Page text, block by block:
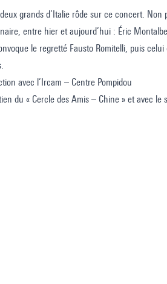
deux grands d’Italie rôde sur ce concert.
entre hier et aujourd’hui : Éric
le regretté Fausto Romitelli, puis
avec l’Ircam – Centre Pompidou
du « Cercle des Amis – Chine » et avec